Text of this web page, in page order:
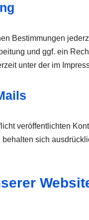
Bestimmungen
und ggf. ein
unter der im
veröffentlichten
sich